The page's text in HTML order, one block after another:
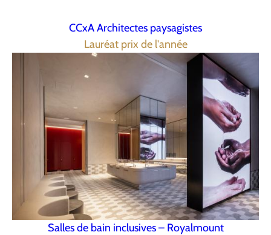
CCxA Architectes paysagistes
Lauréat prix de l'année
Salles de bain inclusives – Royalmount